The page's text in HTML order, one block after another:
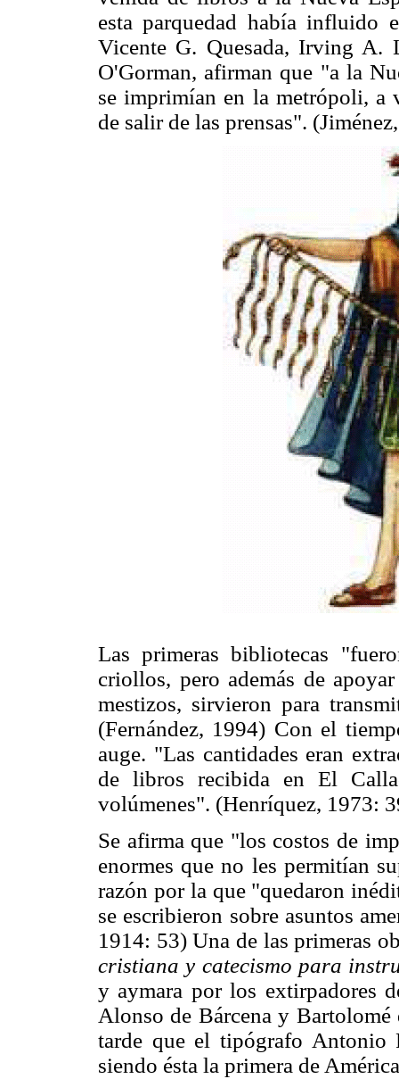
esta parquedad había influido
Vicente G. Quesada, Irving A.
O'Gorman, afirman que "a la
se imprimían en la metrópoli, a
de salir de las prensas".
Las primeras bibliotecas
criollos, pero además de
mestizos, sirvieron para
(Fernández, 1994) Con el
auge. "Las cantidades eran
de libros recibida en El
volúmenes". (Henríquez, 1973:
Se afirma que "los costos de
enormes que no les permitían
razón por la que "quedaron
se escribieron sobre asuntos
1914: 53) Una de las primeras
cristiana y catecismo para
y aymara por los extirpadores
Alonso de Bárcena y Bartolomé
tarde que el tipógrafo Antonio
siendo ésta la primera de